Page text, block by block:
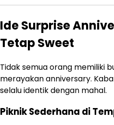
Ide Surprise
Tetap Sweet
Tidak semua orang memiliki
merayakan anniversary.
selalu identik dengan mahal.
Piknik Sederhana di